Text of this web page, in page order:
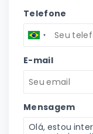
Telefone
E-mail
Mensagem